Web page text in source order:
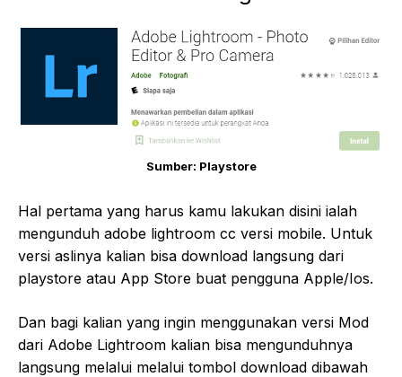
Sumber: Playstore
Hal pertama yang harus kamu lakukan disini ialah
mengunduh adobe lightroom cc versi mobile. Untuk
versi aslinya kalian bisa download langsung dari
playstore atau App Store buat pengguna Apple/Ios.
Dan bagi kalian yang ingin menggunakan versi Mod
dari Adobe Lightroom kalian bisa mengunduhnya
langsung melalui melalui tombol download dibawah